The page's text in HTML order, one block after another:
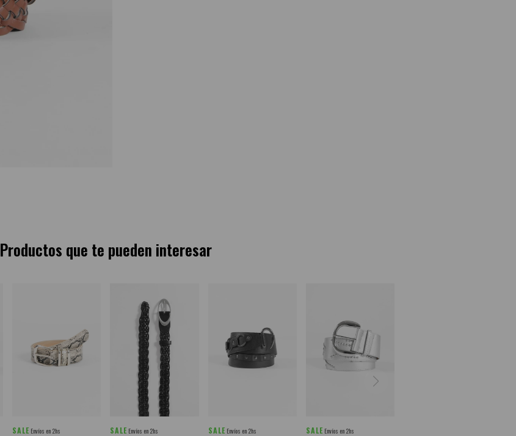
Productos que te pueden interesar
SALE Envíos en 2hs SALE Envíos en 2hs SALE Envíos en 2hs SALE Envíos en 2hs